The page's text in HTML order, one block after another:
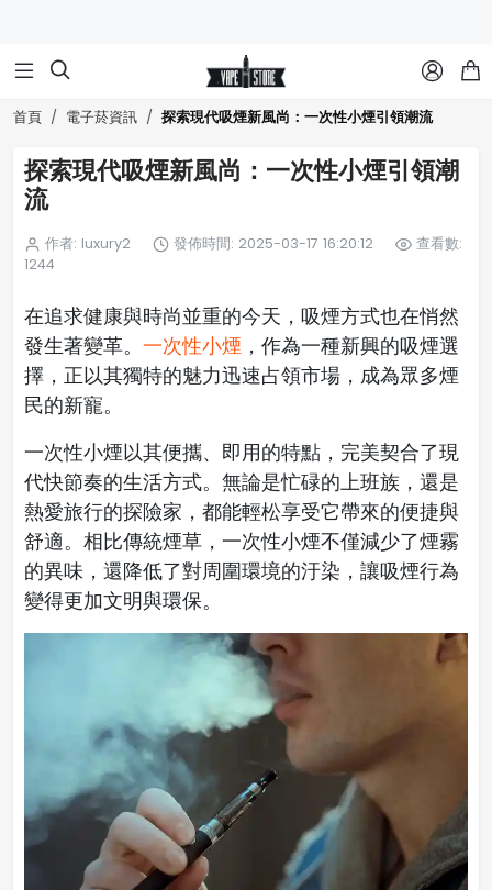
  
首頁 電子菸資訊 探索現代吸煙新風尚：一次性小煙引領潮流
探索現代吸煙新風尚：一次性小煙引領潮
流
作者: luxury2 發佈時間: 2025-03-17 16:20:12
查看數:
1244
在追求健康與時尚並重的今天，吸煙方式也在悄然
發生著變革。 一次性小煙 ，作為一種新興的吸煙選
擇，正以其獨特的魅力迅速占領市場，成為眾多煙
民的新寵。
一次性小煙以其便攜、即用的特點，完美契合了現
代快節奏的生活方式。無論是忙碌的上班族，還是
熱愛旅行的探險家，都能輕松享受它帶來的便捷與
舒適。相比傳統煙草，一次性小煙不僅減少了煙霧
的異味，還降低了對周圍環境的汙染，讓吸煙行為
變得更加文明與環保。